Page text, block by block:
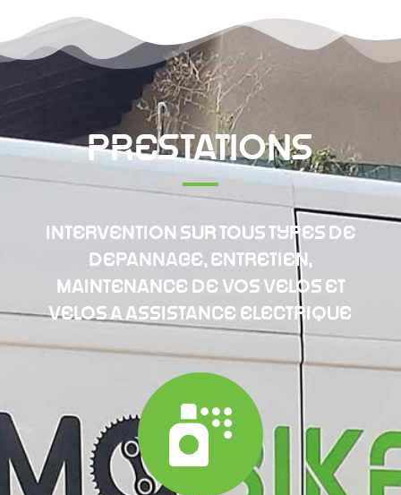
PRESTATIONS
INTERVENTION SUR TOUS TYPES DE
DEPANNAGE, ENTRETIEN,
MAINTENANCE DE VOS VELOS ET
VELOS A ASSISTANCE ELECTRIQUE